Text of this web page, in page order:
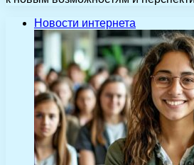
Новости интернета